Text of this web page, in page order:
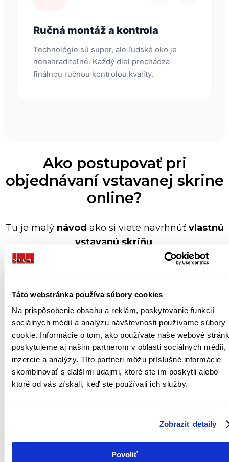
Táto webstránka používa súbory cookies
Na prispôsobenie obsahu a reklám, poskytovanie funkcií
sociálnych médií a analýzu návštevnosti používame súbory
cookie. Informácie o tom, ako používate naše webové
poskytujeme aj našim partnerom v oblasti sociálnych médií,
inzercie a analýzy. Títo partneri môžu príslušné informácie
skombinovať s ďalšími údajmi, ktoré ste im poskytli alebo
ktoré od vás získali, keď ste používali ich služby.
Zobraziť detaily
Povoliť
Ručná montáž a kontrola
Technológie sú super, ale ľudské oko je
nenahraditeľné. Každý diel prechádza
finálnou ručnou kontrolou kvality.
Ako postupovať pri
objednávaní vstavanej skrine
online?
Tu je malý návod ako si viete navrhnúť vlastnú
vstavanú skriňu.
vstavanú skriňu umiestniť. Nezabúdajte, že
potrebujete 3 rozmery –výšku, šírku a aj
hĺbku.
2️⃣Zapnite si našu stránku , konkrétne sekciu
Návrhár. Do neho zadáte odmerané rozmery
a v piatich jednoduchých krokoch si
navrhnete dizajn vstavanej skrine na mieru, o
a grafický návrh vám na
Vytvorenie objednávky.